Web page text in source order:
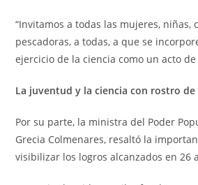
“Invitamos a todas las mujeres, niñas,
pescadoras, a todas, a que se
ejercicio de la ciencia como un acto de
La juventud y la ciencia con rostro
Por su parte, la ministra del Poder
Grecia Colmenares, resaltó la
visibilizar los logros alcanzados en 26